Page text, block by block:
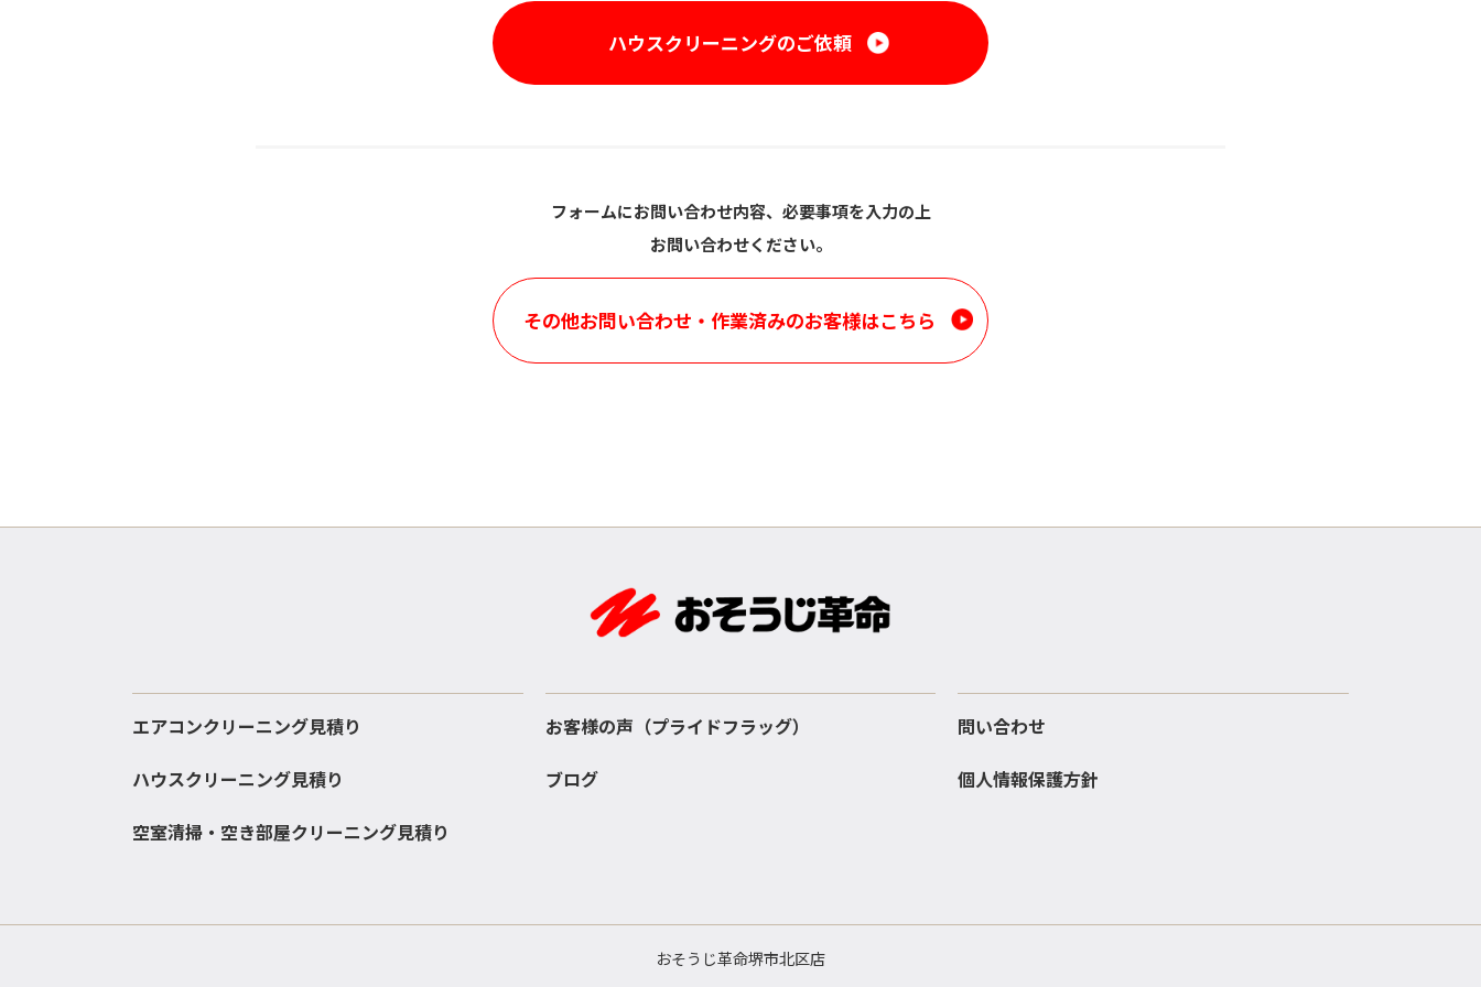
ハウスクリーニングのご依頼
フォームにお問い合わせ内容、必要事項を入力の上
お問い合わせください。
その他お問い合わせ・ 作業済みのお客様はこちら
エアコンクリーニング見積り
ハウスクリーニング見積り
空室清掃・空き部屋クリーニング見積り
お客様の声（プライドフラッグ）
ブログ
問い合わせ
個人情報保護方針
おそうじ革命堺市北区店